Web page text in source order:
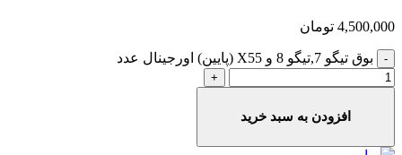
4,500,000 تومان
بوق تیگو 7,تیگو 8 و X55 (پایین) اورجینال عدد
افزودن به سبد خرید